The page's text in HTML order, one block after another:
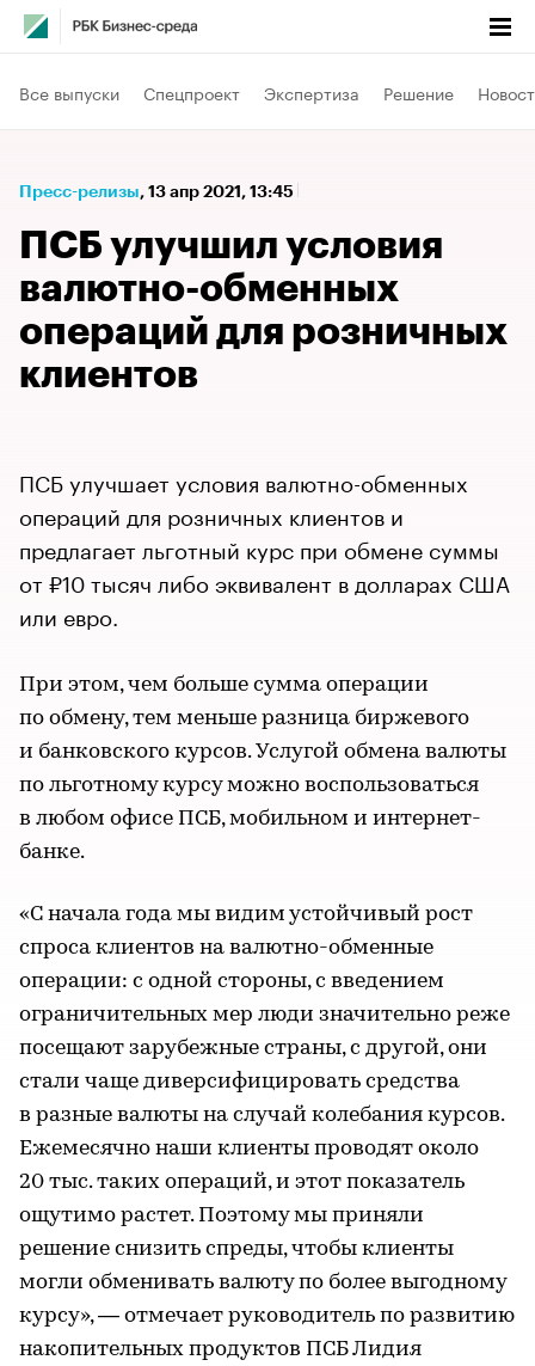
Все выпуски Спецпроект Экспертиза Решение
Пресс-релизы⁠, 13 апр 2021, 13:45
ПСБ улучшил условия
валютно-обменных
операций для розничных
клиентов
ПСБ улучшает условия валютно-обменных
операций для розничных клиентов и
предлагает льготный курс при обмене суммы
от ₽10 тысяч либо эквивалент в долларах США
или евро.
При этом, чем больше сумма операции
по обмену, тем меньше разница биржевого
и банковского курсов. Услугой обмена валюты
по льготному курсу можно воспользоваться
в любом офисе ПСБ, мобильном и интернет-
банке.
«С начала года мы видим устойчивый рост
спроса клиентов на валютно-обменные
операции: с одной стороны, с введением
ограничительных мер люди значительно реже
посещают зарубежные страны, с другой, они
стали чаще диверсифицировать средства
в разные валюты на случай колебания курсов.
Ежемесячно наши клиенты проводят около
20 тыс. таких операций, и этот показатель
ощутимо растет. Поэтому мы приняли
решение снизить спреды, чтобы клиенты
могли обменивать валюту по более выгодному
курсу», — отмечает руководитель по развитию
накопительных продуктов ПСБ Лидия